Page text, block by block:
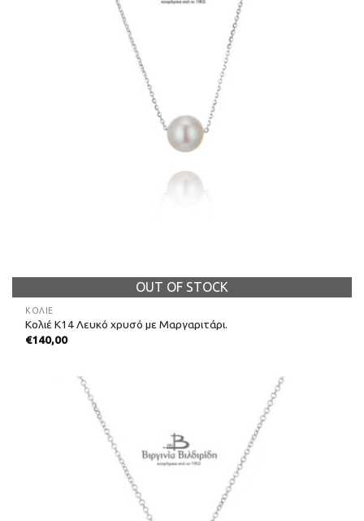
OUT OF STOCK
ΚΟΛΙΈ
Κολιέ Κ14 Λευκό χρυσό με Μαργαριτάρι.
€140,00